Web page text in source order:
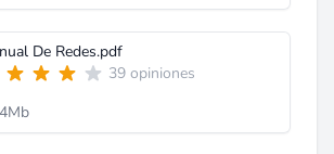
De Redes.pdf
39 opiniones